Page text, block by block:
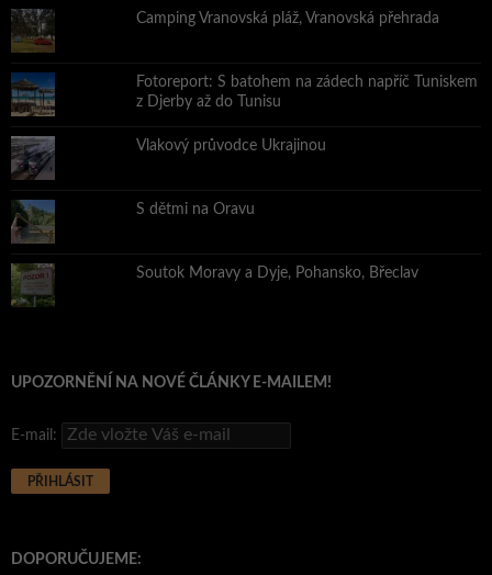
Camping Vranovská pláž, Vranovská přehrada
Fotoreport: S batohem na zádech napříč Tuniskem
z Djerby až do Tunisu
Vlakový průvodce Ukrajinou
S dětmi na Oravu
Soutok Moravy a Dyje, Pohansko, Břeclav
UPOZORNĚNÍ NA NOVÉ ČLÁNKY E-MAILEM!
E-mail:
DOPORUČUJEME: